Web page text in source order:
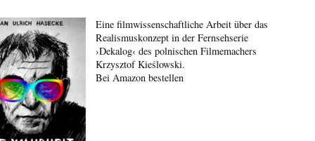
Eine filmwissenschaftliche Arbeit über das
Realismuskonzept in der Fernsehserie
›Dekalog‹ des polnischen Filmemachers
Krzysztof Kieślowski.
Bei Amazon bestellen